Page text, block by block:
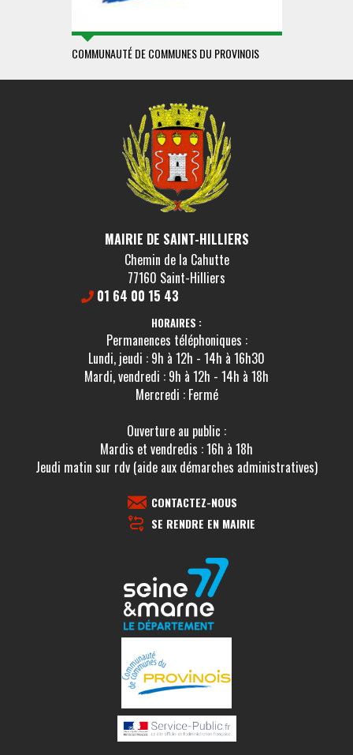
COMMUNAUTÉ DE COMMUNES DU PROVINOIS
MAIRIE DE SAINT-HILLIERS
Chemin de la Cahutte
77160 Saint-Hilliers
01 64 00 15 43
HORAIRES :
Permanences téléphoniques :
Lundi, jeudi : 9h à 12h - 14h à 16h30
Mardi, vendredi : 9h à 12h - 14h à 18h
Mercredi : Fermé
Ouverture au public :
Mardis et vendredis : 16h à 18h
Jeudi matin sur rdv (aide aux démarches administratives)
CONTACTEZ-NOUS
SE RENDRE EN MAIRIE